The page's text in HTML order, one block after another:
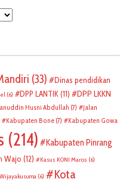
(33)
Dinas pendidikan
(6) DPP LANTIK(11)
DPP LKKN
Husni Abdullah (7)
Jalan
Kabupaten Bone (7) Kabupaten Gowa
(214)
Kabupaten Pinrang
Wajo (12) Kasus KONI Maros (6)
(6)
Kota